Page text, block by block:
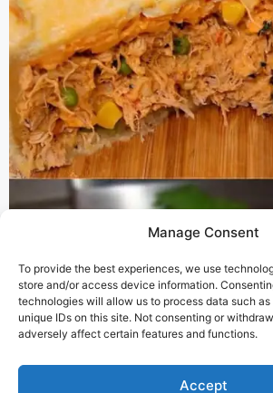
Manage Consent
To provide the best experiences, we use
store and/or access device information.
technologies will allow us to process data such
unique IDs on this site. Not consenting or
adversely affect certain features and functions.
Accept